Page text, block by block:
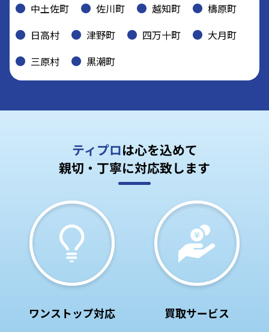
中土佐町
佐川町 越知町
檮原町
日高村
津野町 四万十町
大月町
三原村
黒潮町
ティプロは心を込めて
親切・丁寧に対応致します
ワンストップ対応 買取サービス